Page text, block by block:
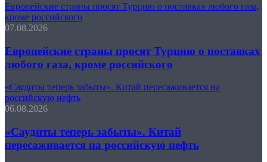
Европейские страны просят Турцию о поставках любого газа,
кроме российского
07.08.2026
Европейские страны просят Турцию о поставках
любого газа, кроме российского
«Саудиты теперь забыты». Китай пересаживается на
российскую нефть
06.08.2026
«Саудиты теперь забыты». Китай
пересаживается на российскую нефть